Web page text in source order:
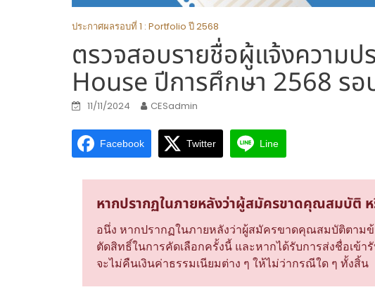
ประกาศผลรอบที่ 1 : Portfolio ปี 2568
ตรวจสอบรายชื่อผู้แจ้งความป
House ปีการศึกษา 2568 ร
11/11/2024 CESadmin
Facebook Twitter Line
หากปรากฏในภายหลังว่าผู้สมัครขาดคุณสมบัติ
อนึ่ง หากปรากฏในภายหลังว่าผู้สมัครขาดคุณสมบัติตาม
ตัดสิทธิ์ในการคัดเลือกครั้งนี้ และหากได้รับการส่งชื่อเข้
จะไม่คืนเงินค่าธรรมเนียมต่าง ๆ ให้ไม่ว่ากรณีใด ๆ ทั้งสิ้น